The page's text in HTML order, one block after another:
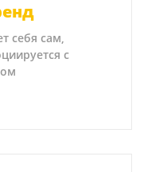
себя сам,
с